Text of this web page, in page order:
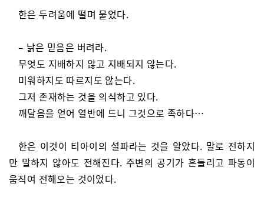
한은 두려움에 떨며 물었다.
– 낡은 믿음은 버려라.
무엇도 지배하지 않고 지배되지 않는다.
미워하지도 따르지도 않는다.
그저 존재하는 것을 의식하고 있다.
깨달음을 얻어 열반에 드니 그것으로 족하다…
한은 이것이 티아이의 설파라는 것을 알았다. 말로 전하지
만 말하지 않아도 전해진다. 주변의 공기가 흔들리고 파동이
움직여 전해오는 것이었다.